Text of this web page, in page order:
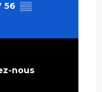
56 ▒▒
nous